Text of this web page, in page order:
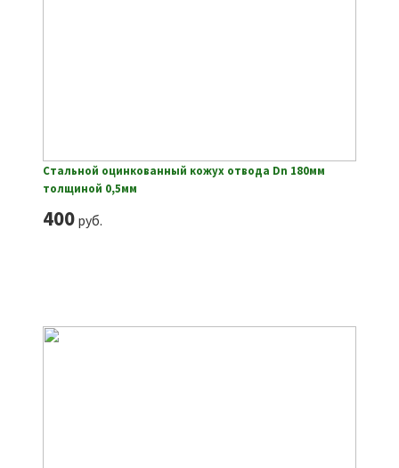
Стальной оцинкованный кожух отвода Dn 180мм
толщиной 0,5мм
400руб.